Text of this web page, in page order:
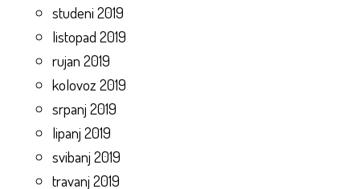
studeni 2019
listopad 2019
rujan 2019
kolovoz 2019
srpanj 2019
lipanj 2019
svibanj 2019
travanj 2019